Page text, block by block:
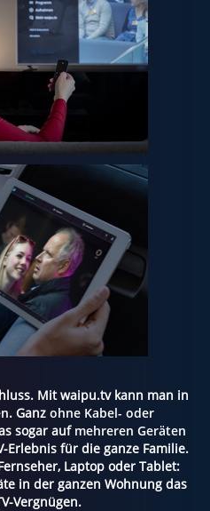
Mit waipu.tv kann man in
. Ganz ohne Kabel- oder
sogar auf mehreren Geräten
Erlebnis für die ganze Familie.
Laptop oder Tablet:
in der ganzen Wohnung das
Vergnügen.